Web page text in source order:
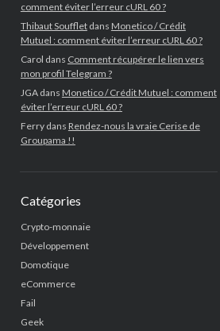
comment éviter l’erreur cURL 60 ?
Thibaut Souffletdans Monetico / Crédit
Mutuel : comment éviter l’erreur cURL 60 ?
Carol dans Comment récupérer le lien vers
mon profil Telegram ?
JGAdans Monetico / Crédit Mutuel : comment
éviter l’erreur cURL 60 ?
Ferrydans Rendez-nous la vraie Cerise de
Groupama !!
Catégories
Crypto-monnaie
Développement
Domotique
eCommerce
Fail
Geek